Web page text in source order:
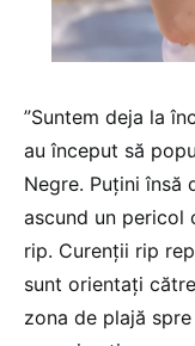
”Suntem deja la
au început să
Negre. Puțini însă
ascund un pericol
rip. Curenții rip
sunt orientați
zona de plajă